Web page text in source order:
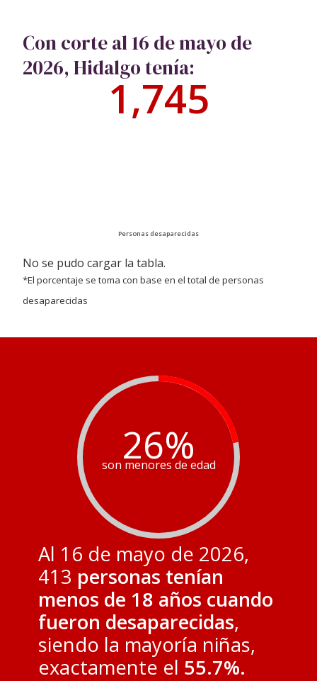
Con corte al 16 de mayo de
2026, Hidalgo tenía:
1,745
Personas desaparecidas
No se pudo cargar la tabla.
*El porcentaje se toma con base en el total de personas
desaparecidas
26%
son menores de edad
Al 16 de mayo de 2026,
413 personas tenían
menos de 18 años cuando
fueron desaparecidas,
siendo la mayoría niñas,
exactamente el 55.7%.